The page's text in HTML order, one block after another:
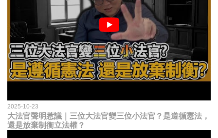
2025-10-23
大法官聲明惹議｜三位大法官變三位小法官？是遵循憲法，
還是放棄制衡立法權？